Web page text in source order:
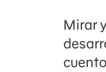
Mirar